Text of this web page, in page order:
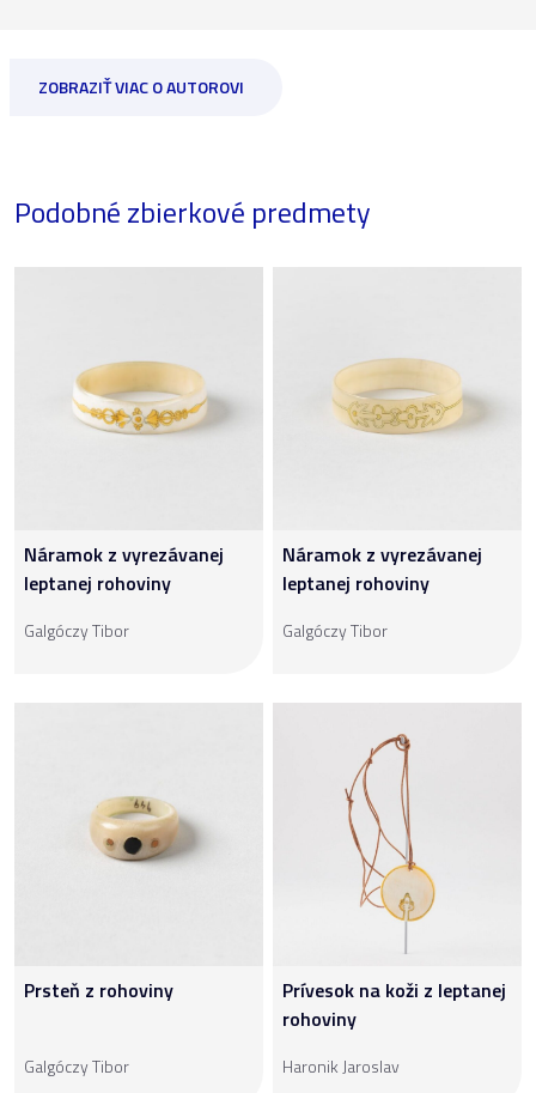
ZOBRAZIŤ VIAC O AUTOROVI
Podobné zbierkové predmety
Náramok z vyrezávanej
leptanej rohoviny
Galgóczy Tibor
Náramok z vyrezávanej
leptanej rohoviny
Galgóczy Tibor
Prsteň z rohoviny
Galgóczy Tibor
Prívesok na koži z leptanej
rohoviny
Haronik Jaroslav